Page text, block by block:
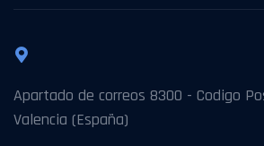
Apartado de correos 8300 - Codigo
Valencia (España)